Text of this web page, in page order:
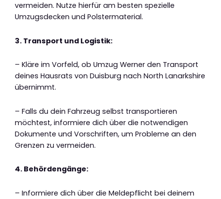
vermeiden. Nutze hierfür am besten spezielle
Umzugsdecken und Polstermaterial.
3. Transport und Logistik:
– Kläre im Vorfeld, ob Umzug Werner den Transport
deines Hausrats von Duisburg nach North Lanarkshire
übernimmt.
– Falls du dein Fahrzeug selbst transportieren
möchtest, informiere dich über die notwendigen
Dokumente und Vorschriften, um Probleme an den
Grenzen zu vermeiden.
4. Behördengänge:
– Informiere dich über die Meldepflicht bei deinem